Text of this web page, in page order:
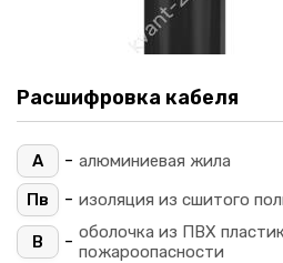
Расшифровка кабеля
А - алюминиевая жила
Пв
- изоляция из сшитого
В - оболочка из ПВХ
пожароопасности